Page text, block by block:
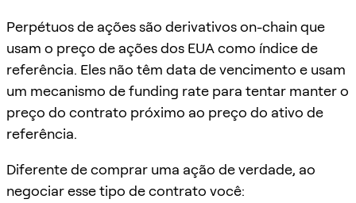
Perpétuos de ações são derivativos on-chain que
usam o preço de ações dos EUA como índice de
referência. Eles não têm data de vencimento e usam
um mecanismo de funding rate para tentar manter o
preço do contrato próximo ao preço do ativo de
referência.
Diferente de comprar uma ação de verdade, ao
negociar esse tipo de contrato você: